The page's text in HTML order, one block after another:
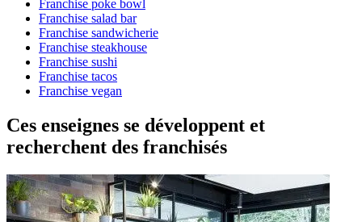
Franchise poke bowl
Franchise salad bar
Franchise sandwicherie
Franchise steakhouse
Franchise sushi
Franchise tacos
Franchise vegan
Ces enseignes se développent et
recherchent des franchisés